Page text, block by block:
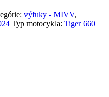
výfuky - MIVV,
Typ motocykla: Tiger 660